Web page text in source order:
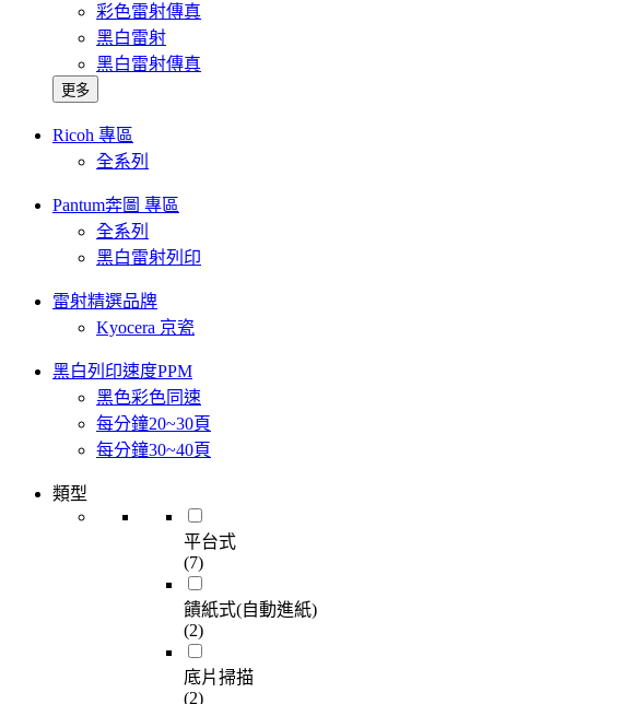
彩色雷射傳真
黑白雷射
黑白雷射傳真
更多
Ricoh 專區
全系列
Pantum奔圖 專區
全系列
黑白雷射列印
雷射精選品牌
Kyocera 京瓷
黑白列印速度PPM
黑色彩色同速
每分鐘20~30頁
每分鐘30~40頁
類型
平台式
(7)
饋紙式(自動進紙)
(2)
底片掃描
(2)